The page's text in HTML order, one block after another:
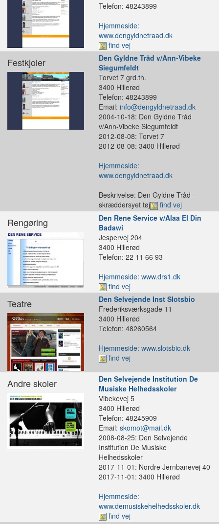
Telefon: 48243899
Hjemmeside:
www.dengyldnetraad.dk
find vej
Festkjoler
Den Gyldne Tråd v/Ann-Vibeke
Siegumfeldt
Torvet 7 grd.th.
3400 Hillerød
Telefon: 48243899
Email: info@dengyldnetraad.dk
2004-10-18: Den Gyldne Tråd
v/Ann-Vibeke Siegumfeldt
2012-08-08: Torvet 7
2012-08-08: 3400 Hillerød
Hjemmeside:
www.dengyldnetraad.dk
Beskrivelse: Den Gyldne Tråd -
skræddersyet tøj
find vej
Rengøring
Den Rene Service v/Alaa El Din
Badawi
Jespervej 204
3400 Hillerød
Telefon: 22 11 66 93
Hjemmeside: www.drs1.dk
find vej
Teatre
Den Selvejende Inst Slotsbio
Frederiksværksgade 11
3400 Hillerød
Telefon: 48260564
Hjemmeside: www.slotsbio.dk
find vej
Andre skoler
Den Selvejende Institution De
Musiske Helhedsskoler
Vibekevej 5
3400 Hillerød
Telefon: 48245909
Email: skomot@mail.dk
2008-08-25: Den Selvejende
Institution De Musiske
Helhedsskoler
2017-11-01: Nordre Jernbanevej 40
2017-11-01: 3400 Hillerød
Hjemmeside:
www.demusiskehelhedsskoler.dk
find vej